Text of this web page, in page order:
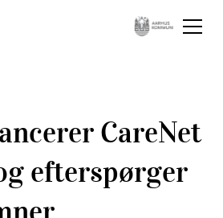
CareNet
efterspørger